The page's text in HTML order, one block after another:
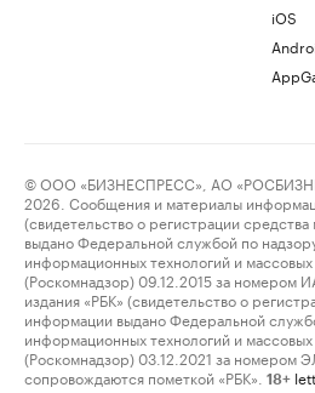
iOS
© ООО «БИЗНЕСПРЕСС», АО
2026. Сообщения и материалы
(свидетельство о регистрации
выдано Федеральной службой по
информационных технологий и
(Роскомнадзор) 09.12.2015 за номером
издания «РБК» (свидетельство о
информации выдано Федеральной
информационных технологий и
(Роскомнадзор) 03.12.2021 за номером
сопровождаются пометкой «РБК».
18+